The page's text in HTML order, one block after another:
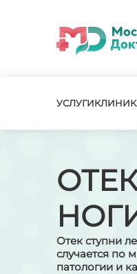
УСЛУГИ
Отек ступни
случается по
патологии и